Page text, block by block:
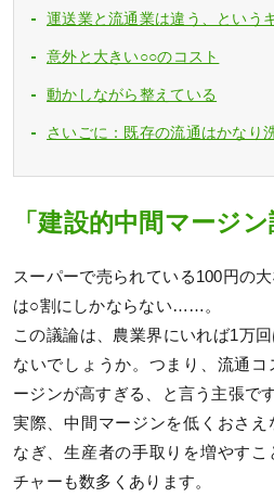
運送業と流通業は違う、という
意外と大きい○○のコスト
動かしながら整えている
さいごに：既存の流通はかなり
「建設的中間マージ
スーパーで売られている100円の
は○割にしかならない……。
この議論は、農業界にいれば1万
ないでしょうか。つまり、流通
ージンが高すぎる、と言う主張です
実際、中間マージンを低くおさ
なぎ、生産者の手取りを増やす
チャーも数多くあります。